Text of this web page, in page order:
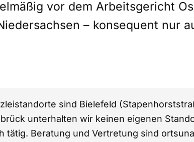
vor dem Arbeitsgericht
– konsequent nur
sind Bielefeld
unterhalten wir keinen eigenen
tätig. Beratung und Vertretung sind